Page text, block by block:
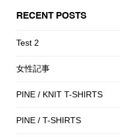
RECENT POSTS
Test 2
女性記事
PINE / KNIT T-SHIRTS
PINE / T-SHIRTS